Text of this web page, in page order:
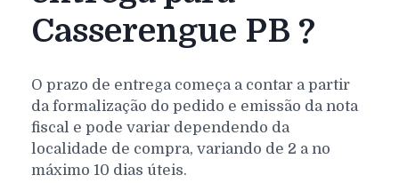
Casserengue PB ?
O prazo de entrega começa a contar a partir
da formalização do pedido e emissão da nota
fiscal e pode variar dependendo da
localidade de compra, variando de 2 a no
máximo 10 dias úteis.